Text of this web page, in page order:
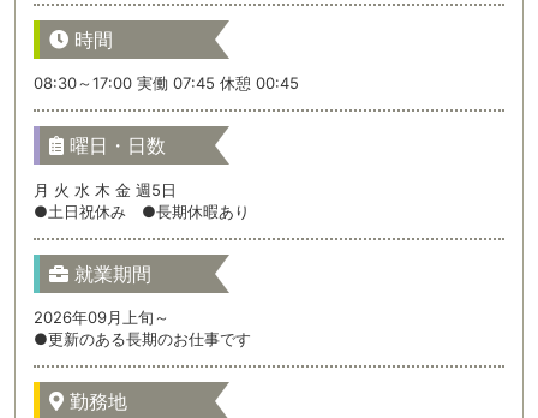
時間
08:30～17:00 実働 07:45 休憩 00:45
曜日・日数
月 火 水 木 金 週5日
●土日祝休み ●長期休暇あり
就業期間
2026年09月上旬～
●更新のある長期のお仕事です
勤務地